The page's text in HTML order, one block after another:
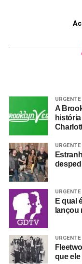
URGENTE
A
URGENTE
URGENTE
E qual
lançou
URGENTE
que